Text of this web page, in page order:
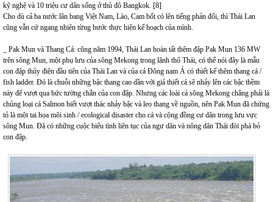
kỹ nghệ và 10 triệu cư dân sống ở thủ đô Bangkok. [8]
Cho dù cả ba nước lân bang Việt Nam, Lào, Cam bốt có lên tiếng phản đối, thì Thái Lan
cũng vẫn cứ ngang nhiên từng bước thực hiện kế hoạch của mình.
_ Pak Mun và Thang Cá: cũng năm 1994, Thái Lan hoàn tất thêm đập Pak Mun 136 MW
trên sông Mun, một phụ lưu của sông Mekong trong lãnh thổ Thái, có thể nói đây là mẫu
con đập thủy điện đầu tiên của Thái Lan và của cả Đông nam Á có thiết kế thêm thang cá /
fish ladder. Đó là chuỗi những bậc thang cao dần với giả thiết cá sẽ nhảy lên các bậc thềm
này để vượt qua bức tường chắn của con đập. Nhưng các loài cá sông Mekong chẳng phải là
chủng loại cá Salmon biết vượt thác nhảy bậc và leo thang về nguồn, nên Pak Mun đã chứng
tỏ là một tai họa môi sinh / ecological disaster cho cá và cộng đồng cư dân trong lưu vực
sông Mun. Đã có những cuộc biểu tình liên tục của ngư dân và nông dân Thái đòi phá bỏ
con đập.